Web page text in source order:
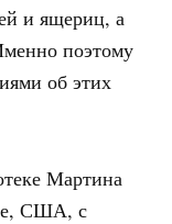
и ящериц, а
поэтому
об этих
Мартина
США, с